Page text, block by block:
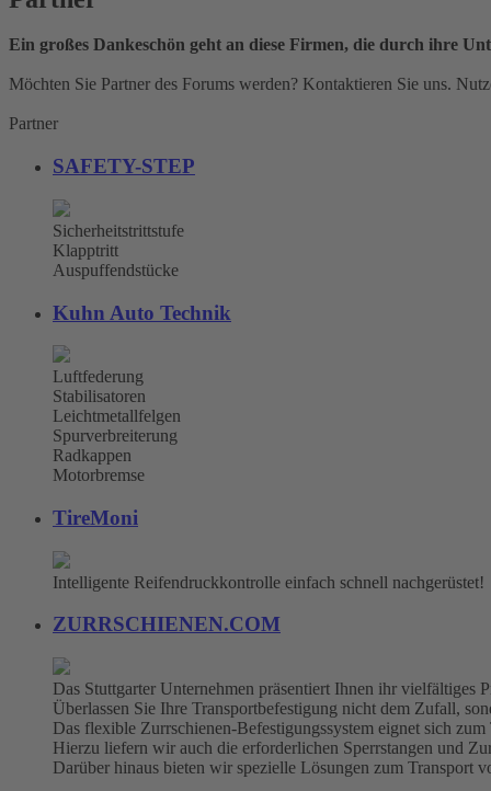
Ein großes Dankeschön geht an diese Firmen, die durch ihre
Möchten Sie Partner des Forums werden? Kontaktieren Sie uns.
Partner
SAFETY-STEP
Sicherheitstrittstufe
Klapptritt
Auspuffendstücke
Kuhn Auto Technik
Luftfederung
Stabilisatoren
Leichtmetallfelgen
Spurverbreiterung
Radkappen
Motorbremse
TireMoni
Intelligente Reifendruckkontrolle einfach schnell nachgerüstet!
ZURRSCHIENEN.COM
Das Stuttgarter Unternehmen präsentiert Ihnen ihr vielfältiges
Überlassen Sie Ihre Transportbefestigung nicht dem Zufall,
Das flexible Zurrschienen-Befestigungssystem eignet sich
Hierzu liefern wir auch die erforderlichen Sperrstangen und
Darüber hinaus bieten wir spezielle Lösungen zum Transport